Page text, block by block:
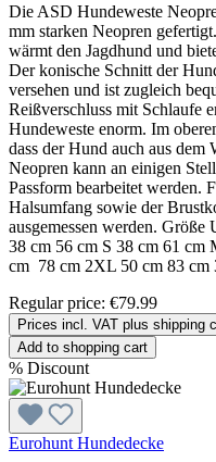
Die ASD Hundeweste
mm starken Neopren
wärmt den Jagdhund und
Der konische Schnitt der
versehen und ist zugleich
Reißverschluss mit Schlaufe
Hundeweste enorm. Im
dass der Hund auch aus dem
Neopren kann an einigen
Passform bearbeitet werden.
Halsumfang sowie der
ausgemessen werden.
38 cm 56 cm S 38 cm 61
cm 78 cm 2XL 50 cm 83
Regular price: €79.99
Prices incl. VAT plus shipping
Add to shopping cart
% Discount
Eurohunt Hundedecke